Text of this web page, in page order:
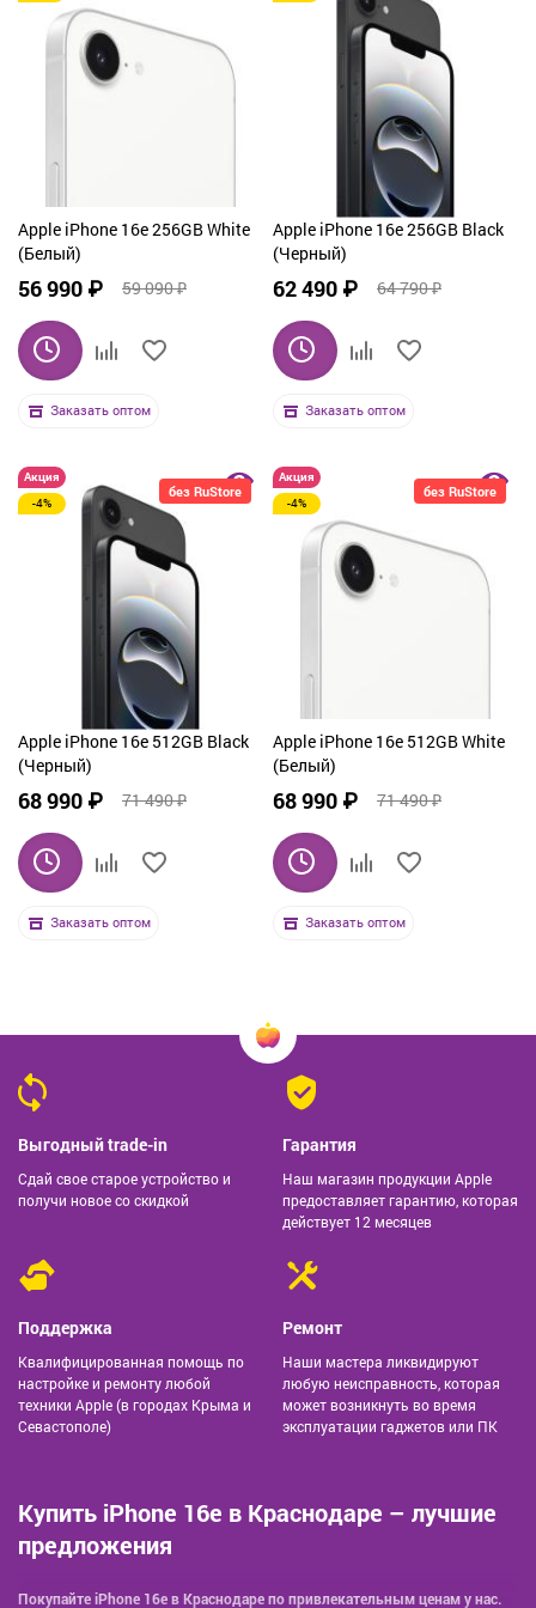
Apple iPhone 16e 256GB White
(Белый)
56 990 ₽ 59 090 ₽
Заказать оптом
Apple iPhone 16e 256GB Black
(Черный)
62 490 ₽ 64 790 ₽
Заказать оптом
без RuStore
Акция
-4%
Apple iPhone 16e 512GB Black
(Черный)
68 990 ₽ 71 490 ₽
Заказать оптом
без RuStore
Акция
-4%
Apple iPhone 16e 512GB White
(Белый)
68 990 ₽ 71 490 ₽
Заказать оптом
Выгодный trade-in
Сдай свое старое устройство и
получи новое со скидкой
Гарантия
Наш магазин продукции Apple
предоставляет гарантию, которая
действует 12 месяцев
Поддержка
Квалифицированная помощь по
настройке и ремонту любой
техники Apple (в городах Крыма и
Севастополе)
Ремонт
Наши мастера ликвидируют
любую неисправность, которая
может возникнуть во время
эксплуатации гаджетов или ПК
Купить iPhone 16e в Краснодаре – лучшие
предложения
Покупайте iPhone 16e в Краснодаре по привлекательным ценам у нас.